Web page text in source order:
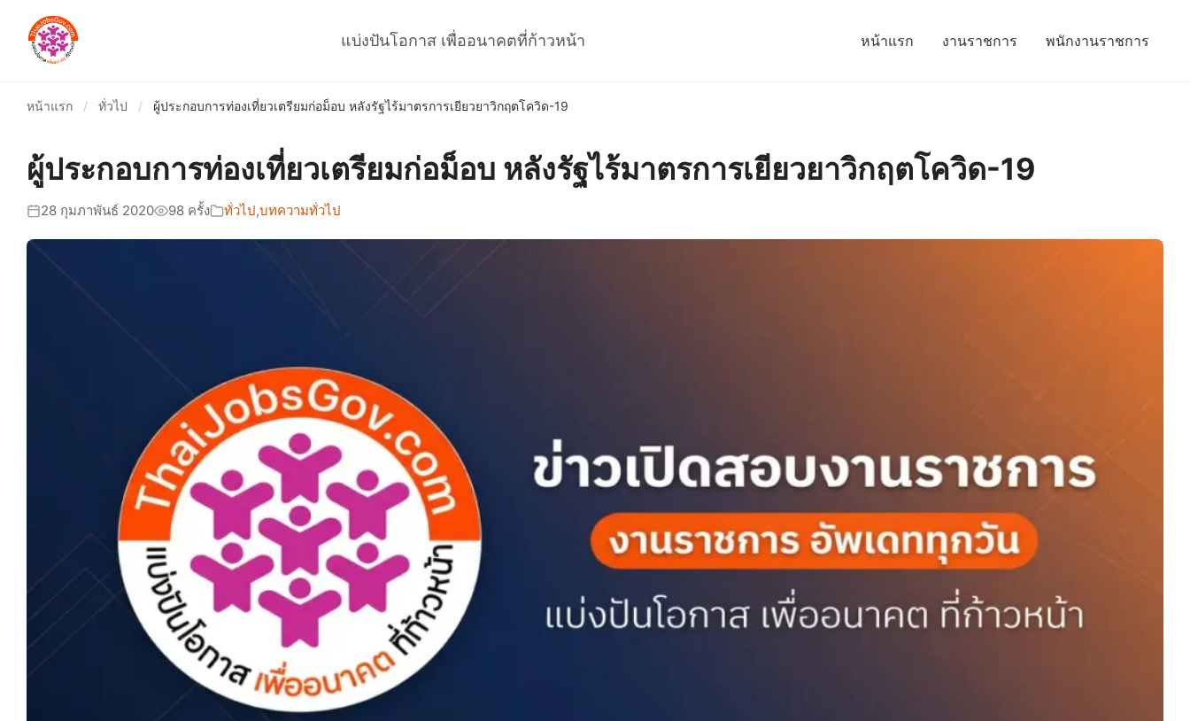
แบ่งปันโอกาส เพื่ออนาคตที่ก้าวหน้า หน้าแรก งานราชการ พนักงานราชการ
หน้าแรก / ทั่วไป / ผู้ประกอบการท่องเที่ยวเตรียมก่อม็อบ หลังรัฐไร้มาตรการเยียวยาวิกฤตโควิด-19
ผู้ประกอบการท่องเที่ยวเตรียมก่อม็อบ หลังรัฐไร้มาตรการเยียวยาวิกฤตโควิด-19
28 กุมภาพันธ์ 2020 98 ครั้ง ทั่วไป,บทความทั่วไป